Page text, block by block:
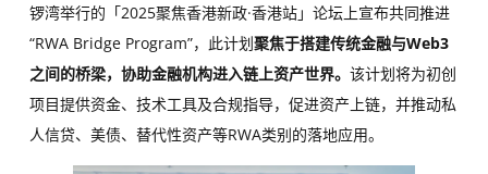
锣湾举行的「2025聚焦香港新政·香港站」论坛上宣布共同推进
“RWA Bridge Program”，此计划聚焦于搭建传统金融与Web3
之间的桥梁，协助金融机构进入链上资产世界。 该计划将为初创
项目提供资金、技术工具及合规指导，促进资产上链，并推动私
人信贷、美债、替代性资产等RWA类别的落地应用。